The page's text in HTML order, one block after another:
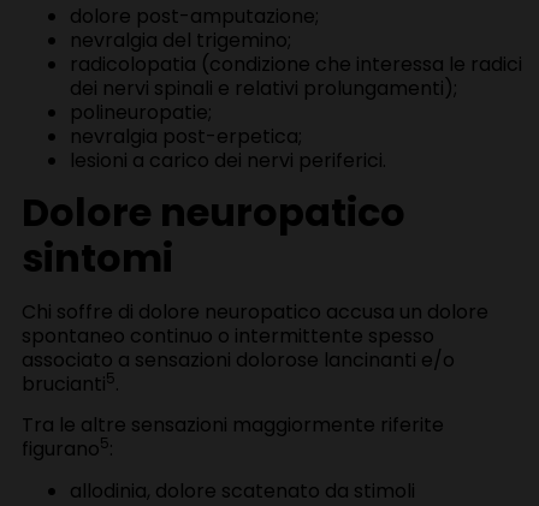
dolore post-amputazione;
nevralgia del trigemino;
radicolopatia (condizione che interessa le radici
dei nervi spinali e relativi prolungamenti);
polineuropatie;
nevralgia post-erpetica;
lesioni a carico dei nervi periferici.
Dolore neuropatico
sintomi
Chi soffre di dolore neuropatico accusa un dolore
spontaneo continuo o intermittente spesso
associato a sensazioni dolorose lancinanti e/o
brucianti5.
Tra le altre sensazioni maggiormente riferite
figurano5:
allodinia, dolore scatenato da stimoli